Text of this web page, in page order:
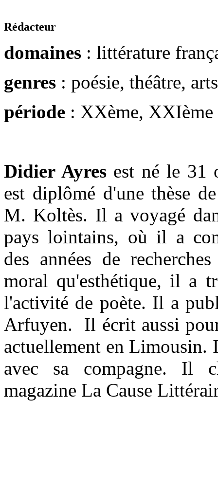
Rédacteur
domaines : littérature
genres : poésie, théâtre, arts
période : XXème, XXIème
Didier Ayresest né le 31
est diplômé d'une thèse
M. Koltès. Il a voyagé
pays lointains, où il a
des années de
moral qu'esthétique, il a
l'activité de poète. Il a
Arfuyen. Il écrit aussi
actuellement en
avec sa compagne. Il
magazine La Cause